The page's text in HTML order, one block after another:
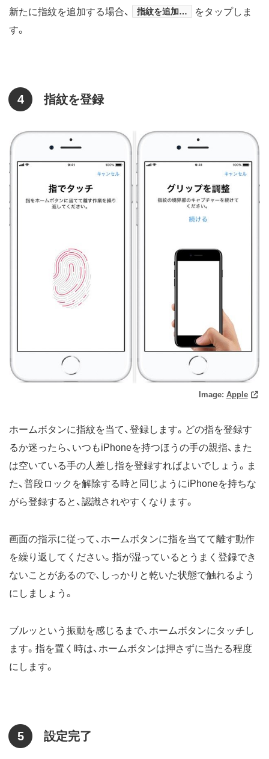
新たに指紋を追加する場合、 指紋を追加…
をタップしま
す。
4 指紋を登録
Image: Apple
ホームボタンに指紋を当て、登録します。どの指を登録す
るか迷ったら、いつもiPhoneを持つほうの手の親指、また
は空いている手の人差し指を登録すればよいでしょう。ま
た、普段ロックを解除する時と同じようにiPhoneを持ちな
がら登録すると、認識されやすくなります。
画面の指示に従って、ホームボタンに指を当てて離す動作
を繰り返してください。指が湿っているとうまく登録でき
ないことがあるので、しっかりと乾いた状態で触れるよう
にしましょう。
ブルッという振動を感じるまで、ホームボタンにタッチし
ます。指を置く時は、ホームボタンは押さずに当たる程度
にします。
5 設定完了